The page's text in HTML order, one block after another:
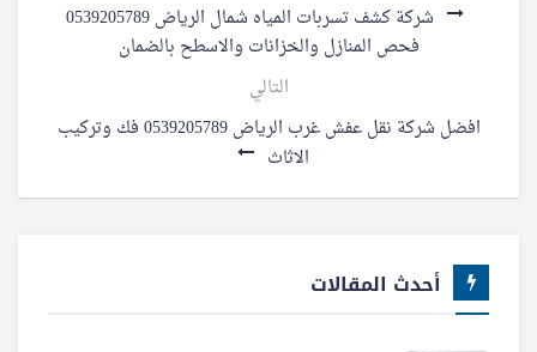
شركة كشف تسربات المياه شمال الرياض 0539205789
فحص المنازل والخزانات والاسطح بالضمان
التالي
افضل شركة نقل عفش غرب الرياض 0539205789 فك وتركيب
الاثاث
أحدث المقالات